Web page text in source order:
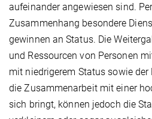
aufeinander angewiesen sind.
Zusammenhang besondere
gewinnen an Status. Die
und Ressourcen von Personen
mit niedrigerem Status sowie
die Zusammenarbeit mit einer
sich bringt, können jedoch die